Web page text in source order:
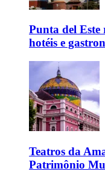
Punta del
hotéis e
Teatros da
Patrimônio